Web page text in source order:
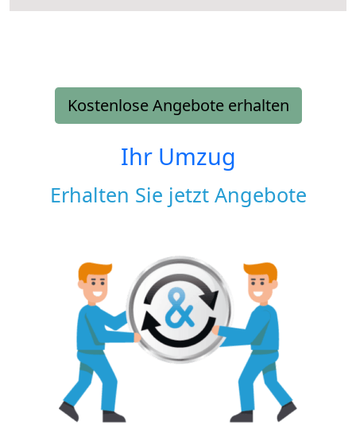
Kostenlose Angebote erhalten
Ihr Umzug
Erhalten Sie jetzt Angebote